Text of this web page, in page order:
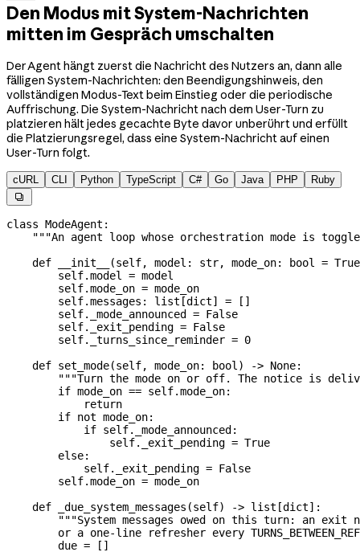
Den Modus mit System-Nachrichten
mitten im Gespräch umschalten
Der Agent hängt zuerst die Nachricht des Nutzers an, dann alle
fälligen System-Nachrichten: den Beendigungshinweis, den
vollständigen Modus-Text beim Einstieg oder die periodische
Auffrischung. Die System-Nachricht nach dem User-Turn zu
platzieren hält jedes gecachte Byte davor unberührt und erfüllt
die Platzierungsregel, dass eine System-Nachricht auf einen
User-Turn folgt.
cURL CLI Python TypeScript C# Go Java PHP Ruby

class ModeAgent :
"""An agent loop whose orchestration mode is
    def
__init__ (self, model : str, mode_on: bool = True
        self
.model = model
        self
.mode_on = mode_on
        self
.messages: list[dict] = []
        self
._mode_announced = False
        self
._exit_pending = False
        self
._turns_since_reminder = 0
    def
set_mode(self, mode_on: bool ) -> None:
"""Turn the mode on or off. The notice is
        if
mode_on == self.mode_on:
            return
        if
not mode_on:
            if
self._mode_announced:
                self
._exit_pending = True
        else
:
            self
._exit_pending = False
        self
.mode_on = mode_on
    def
_due_system_messages (self) -> list[dict]:
"""System messages owed on this turn: an exit
or a one-line refresher every
        due
= []